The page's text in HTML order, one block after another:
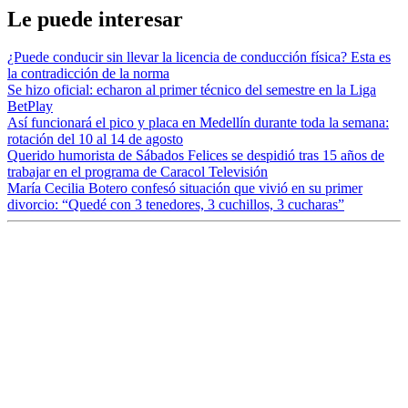
Le puede interesar
¿Puede conducir sin llevar la licencia de conducción física? Esta es
la contradicción de la norma
Se hizo oficial: echaron al primer técnico del semestre en la Liga
BetPlay
Así funcionará el pico y placa en Medellín durante toda la semana:
rotación del 10 al 14 de agosto
Querido humorista de Sábados Felices se despidió tras 15 años de
trabajar en el programa de Caracol Televisión
María Cecilia Botero confesó situación que vivió en su primer
divorcio: “Quedé con 3 tenedores, 3 cuchillos, 3 cucharas”